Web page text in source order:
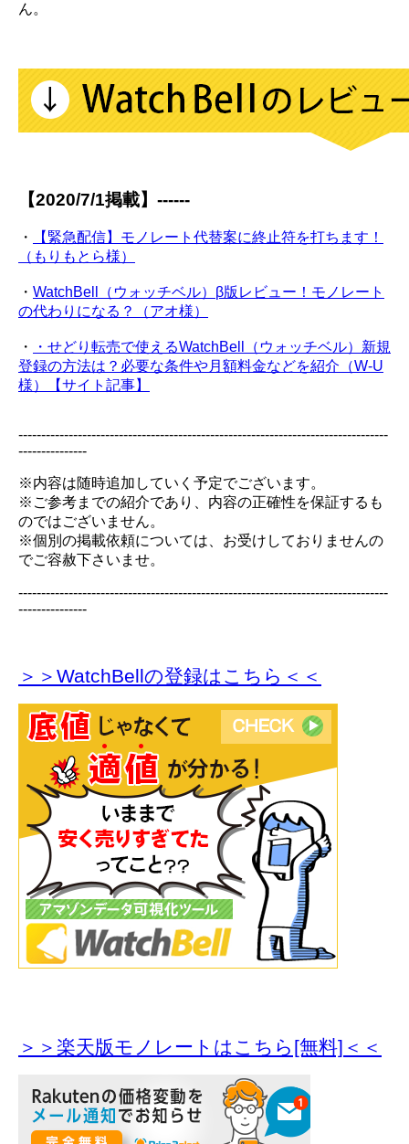
ん。
【2020/7/1掲載】------
・
【緊急配信】モノレート代替案に終止符を打ちます！
（もりもとら様）
・ WatchBell（ウォッチベル）β版レビュー！モノレート
の代わりになる？（アオ様）
・
・せどり転売で使えるWatchBell（ウォッチベル）新規
登録の方法は？必要な条件や月額料金などを紹介（W-U
様）【サイト記事】
---------------------------------------------------------------------------------
---------------
※内容は随時追加していく予定でございます。
※ご参考までの紹介であり、内容の正確性を保証するも
のではございません。
※個別の掲載依頼については、お受けしておりませんの
でご容赦下さいませ。
---------------------------------------------------------------------------------
---------------
＞＞WatchBellの登録はこちら＜＜
＞＞楽天版モノレートはこちら[無料]＜＜